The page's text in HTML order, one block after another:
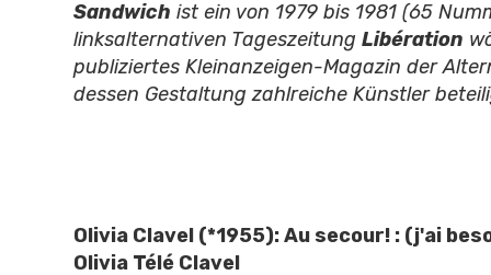
Sandwich ist ein von 1979 bis 1981 (65
linksalternativen Tageszeitung Libération
publiziertes Kleinanzeigen-Magazin der
dessen Gestaltung zahlreiche Künstler
Olivia Clavel (*1955): Au secour! : (j'ai
Olivia Télé Clavel